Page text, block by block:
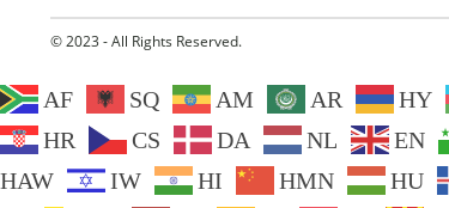
© 2023 - All Rights Reserved.
AF SQ AM AR HY
HR
CS DA NL EN
HAW
IW HI HMN HU